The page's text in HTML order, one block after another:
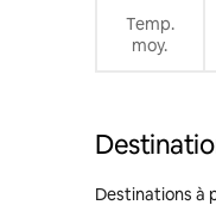
Temp.
moy.
Destinations à